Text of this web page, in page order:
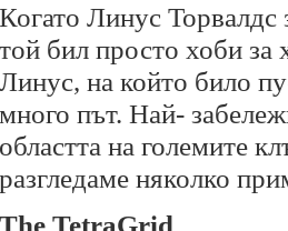
Когато Линус Торвалдс
той бил просто хоби
Линус, на който било
много път. Най-
областта на големите
разгледаме няколко
The TetraGrid